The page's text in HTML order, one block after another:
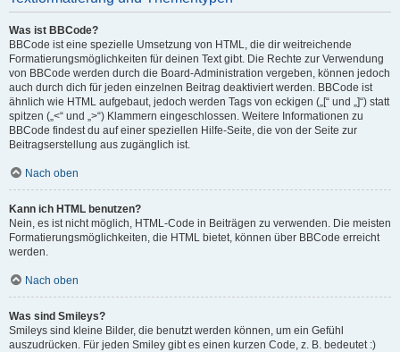
Was ist BBCode?
BBCode ist eine spezielle Umsetzung von HTML, die dir weitreichende
Formatierungsmöglichkeiten für deinen Text gibt. Die Rechte zur Verwendung
von BBCode werden durch die Board-Administration vergeben, können jedoch
auch durch dich für jeden einzelnen Beitrag deaktiviert werden. BBCode ist
ähnlich wie HTML aufgebaut, jedoch werden Tags von eckigen („[“ und „]“) statt
spitzen („<“ und „>“) Klammern eingeschlossen. Weitere Informationen zu
BBCode findest du auf einer speziellen Hilfe-Seite, die von der Seite zur
Beitragserstellung aus zugänglich ist.
Nach oben
Kann ich HTML benutzen?
Nein, es ist nicht möglich, HTML-Code in Beiträgen zu verwenden. Die meisten
Formatierungsmöglichkeiten, die HTML bietet, können über BBCode erreicht
werden.
Nach oben
Was sind Smileys?
Smileys sind kleine Bilder, die benutzt werden können, um ein Gefühl
auszudrücken. Für jeden Smiley gibt es einen kurzen Code, z. B. bedeutet :)